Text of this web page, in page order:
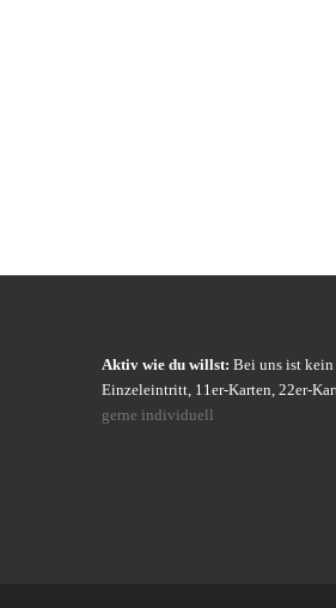
Aktiv wie du willst: Bei uns ist kein
Einzeleintritt, 11er-Karten, 22er-
gerne individuell